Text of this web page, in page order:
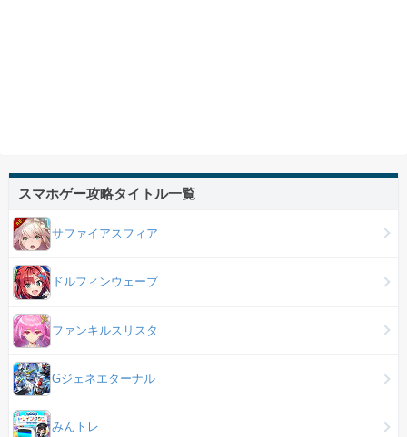
スマホゲー攻略タイトル一覧
サファイアスフィア
ドルフィンウェーブ
ファンキルスリスタ
Gジェネエターナル
みんトレ